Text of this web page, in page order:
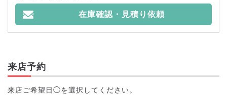
在庫確認・見積り依頼
来店予約
来店ご希望日◯を選択してください。